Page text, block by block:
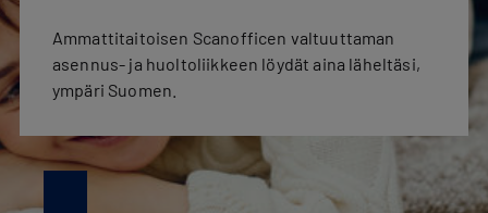
Ammattitaitoisen Scanofficen valtuuttaman
asennus- ja huoltoliikkeen löydät aina läheltäsi,
ympäri Suomen.